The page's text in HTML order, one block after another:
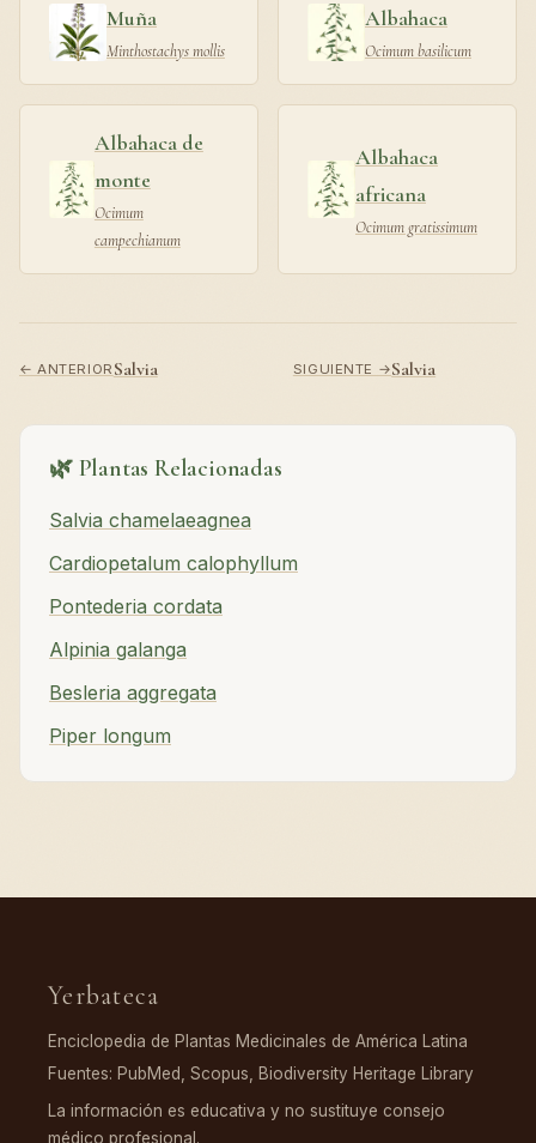
Muña
Minthostachys mollis
Albahaca
Ocimum basilicum
Albahaca de
monte
Ocimum
campechianum
Albahaca
africana
Ocimum gratissimum
← ANTERIORSalvia SIGUIENTE →Salvia
🌿 Plantas Relacionadas
Salvia chamelaeagnea
Cardiopetalum calophyllum
Pontederia cordata
Alpinia galanga
Besleria aggregata
Piper longum
Yerbateca
Enciclopedia de Plantas Medicinales de América Latina
Fuentes: PubMed, Scopus, Biodiversity Heritage Library
La información es educativa y no sustituye consejo
médico profesional.